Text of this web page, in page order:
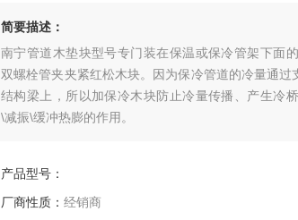
简要描述：
南宁管道木垫块型号专门装在保温或保冷管架下面
双螺栓管夹夹紧红松木块。因为保冷管道的冷量通过
结构梁上，所以加保冷木块防止冷量传播、产生冷
\减振\缓冲热膨的作用。
产品型号：
厂商性质： 经销商